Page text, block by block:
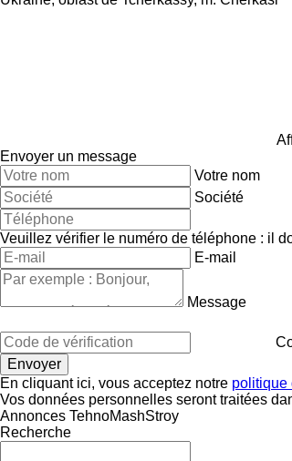
Envoyer un message
Votre nom
Société
Veuillez vérifier le numéro de téléphone : il
E-mail
Message
En cliquant ici, vous acceptez notre politique
Vos données personnelles seront traitées
Annonces TehnoMashStroy
Recherche